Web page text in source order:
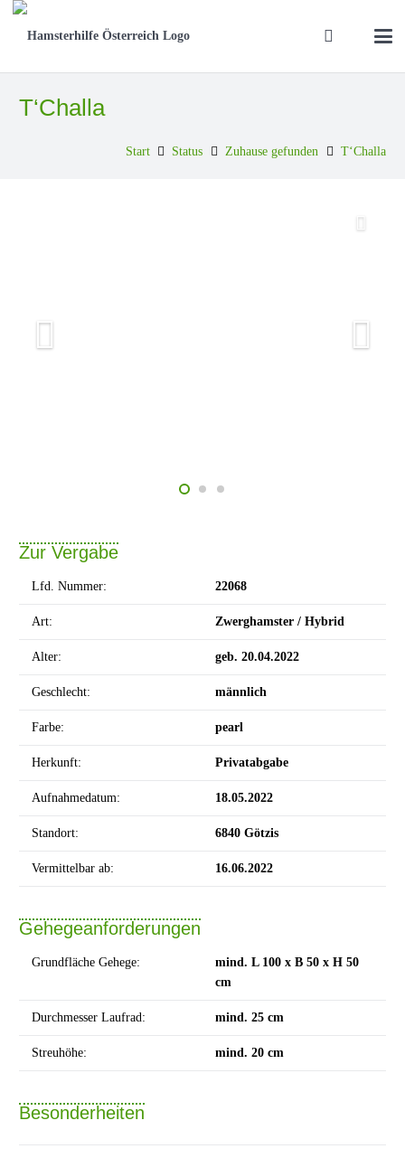
T‘Challa
Start Status Zuhause gefunden T‘Challa
Zur Vergabe
Lfd. Nummer: 22068
Art: Zwerghamster / Hybrid
Alter: geb. 20.04.2022
Geschlecht: männlich
Farbe: pearl
Herkunft: Privatabgabe
Aufnahmedatum: 18.05.2022
Standort: 6840 Götzis
Vermittelbar ab: 16.06.2022
Gehegeanforderungen
Grundfläche Gehege:
mind. L 100 x B 50 x H 50
cm
Durchmesser Laufrad: mind. 25 cm
Streuhöhe: mind. 20 cm
Besonderheiten